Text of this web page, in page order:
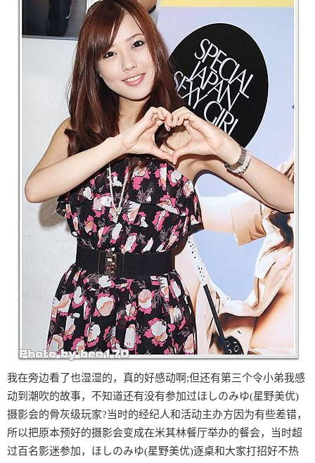
我在旁边看了也湿湿的，真的好感动啊;但还有第三个令小弟我感
动到潮吹的故事，不知道还有没有参加过ほしのみゆ(星野美优)
摄影会的骨灰级玩家?当时的经纪人和活动主办方因为有些差错，
所以把原本预好的摄影会变成在米其林餐厅举办的餐会，当时超
过百名影迷参加，ほしのみゆ(星野美优)逐桌和大家打招好不热